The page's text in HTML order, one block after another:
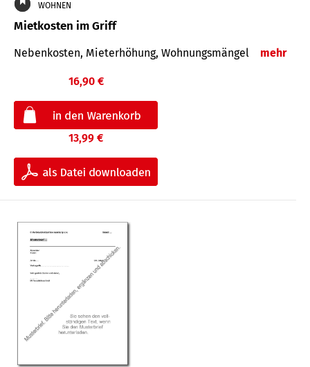
WOHNEN
Mietkosten im Griff
Nebenkosten, Mieterhöhung, Wohnungsmängel mehr
16,90 €
13,99 €